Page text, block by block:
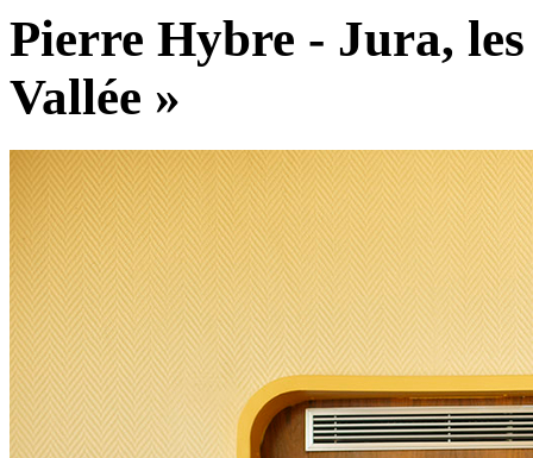
Pierre Hybre - Jura,
Vallée »